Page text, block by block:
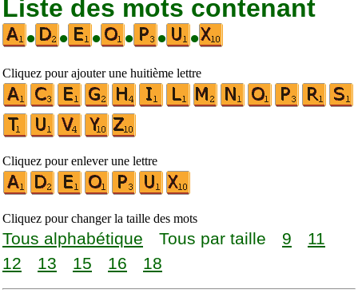
Liste des mots contenant
•
• • • • •
Cliquez pour ajouter une huitième lettre
Cliquez pour enlever une lettre
Cliquez pour changer la taille des mots
Tous alphabétique Tous par taille 9
11
12
13 15 16 18